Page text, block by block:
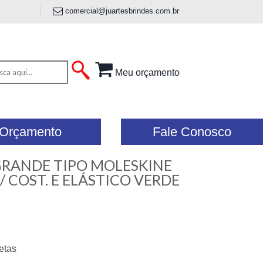
comercial@juartesbrindes.com.br
Meu orçamento
Orçamento Fale Conosco
TIPO MOLESKINE
COST. E ELÁSTICO VERDE